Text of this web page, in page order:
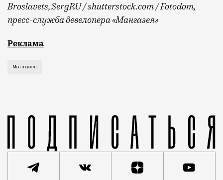
Broslavets,SergRU/ shutterstock.com / Fotodom,
пресс-служба девелопера «Мангазея»
Что такое аура? Это неуловимое ощущение,
Реклама
Мангазея